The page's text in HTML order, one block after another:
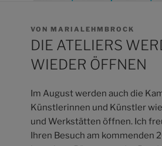
VERÖFFENTLICHT
AM
VON MARIALEHMBROCK
DIE ATELIERS
WIEDER ÖFFNEN
Im August werden auch die
Künstlerinnen und Künstler
und Werkstätten öffnen. Ich
Ihren Besuch am kommenden